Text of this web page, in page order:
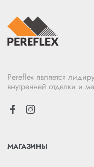
Pereflex является
внутренней отделки и
МАГАЗИНЫ